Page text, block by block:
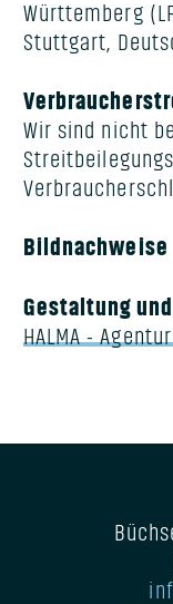
Württemberg
Stuttgart,
Wir sind nicht
Bildnachweise
Gestaltung
HALMA -
team
f
n
i